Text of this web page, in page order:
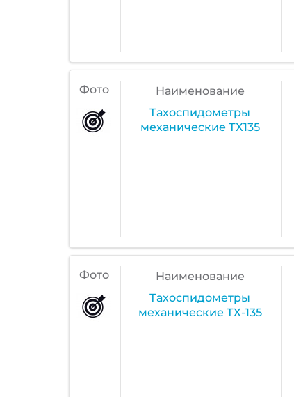
Фото
Наименование
Тахоспидометры
механические ТХ135
Фото
Наименование
Тахоспидометры
механические ТХ-135